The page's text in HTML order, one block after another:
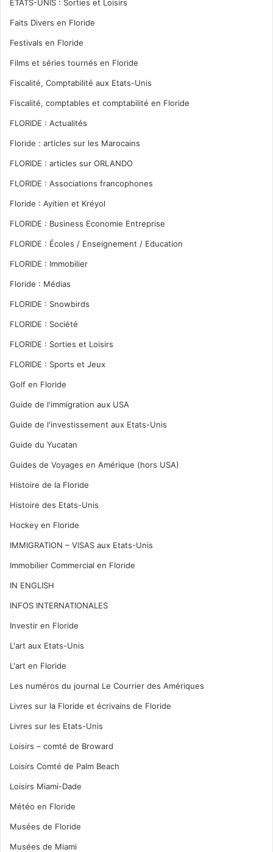
ETATS-UNIS : Sorties et Loisirs
Faits Divers en Floride
Festivals en Floride
Films et séries tournés en Floride
Fiscalité, Comptabilité aux Etats-Unis
Fiscalité, comptables et comptabilité en Floride
FLORIDE : Actualités
Floride : articles sur les Marocains
FLORIDE : articles sur ORLANDO
FLORIDE : Associations francophones
Floride : Ayitien et Kréyol
FLORIDE : Business Economie Entreprise
FLORIDE : Écoles / Enseignement / Education
FLORIDE : Immobilier
Floride : Médias
FLORIDE : Snowbirds
FLORIDE : Société
FLORIDE : Sorties et Loisirs
FLORIDE : Sports et Jeux
Golf en Floride
Guide de l'immigration aux USA
Guide de l'investissement aux Etats-Unis
Guide du Yucatan
Guides de Voyages en Amérique (hors USA)
Histoire de la Floride
Histoire des Etats-Unis
Hockey en Floride
IMMIGRATION – VISAS aux Etats-Unis
Immobilier Commercial en Floride
IN ENGLISH
INFOS INTERNATIONALES
Investir en Floride
L'art aux Etats-Unis
L'art en Floride
Les numéros du journal Le Courrier des Amériques
Livres sur la Floride et écrivains de Floride
Livres sur les Etats-Unis
Loisirs – comté de Broward
Loisirs Comté de Palm Beach
Loisirs Miami-Dade
Météo en Floride
Musées de Floride
Musées de Miami